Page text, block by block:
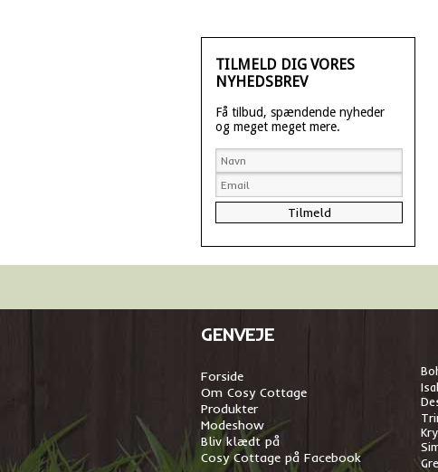
TILMELD DIG VORES
NYHEDSBREV
Få tilbud, spændende nyheder
og meget meget mere.
GENVEJE
Forside
Om Cosy Cottage
Produkter
Modeshow
Bliv klædt på
Cosy Cottage på Facebook